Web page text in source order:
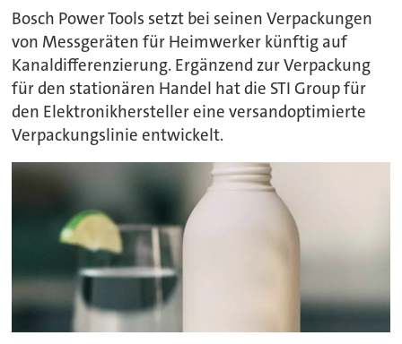
Bosch Power Tools setzt bei seinen Verpackungen
von Messgeräten für Heimwerker künftig auf
Kanaldifferenzierung. Ergänzend zur Verpackung
für den stationären Handel hat die STI Group für
den Elektronikhersteller eine versandoptimierte
Verpackungslinie entwickelt.